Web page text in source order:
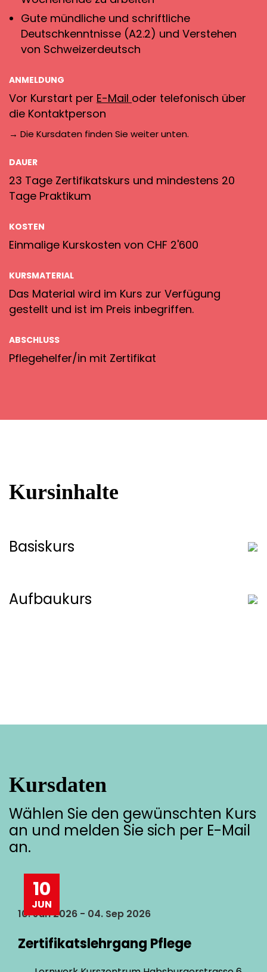
Gute mündliche und schriftliche
Deutschkenntnisse (A2.2) und Verstehen
von Schweizerdeutsch
ANMELDUNG
Vor Kurstart per E-Mail oder telefonisch über
die Kontaktperson
→ Die Kursdaten finden Sie weiter unten.
DAUER
23 Tage Zertifikatskurs und mindestens 20
Tage Praktikum
KOSTEN
Einmalige Kurskosten von CHF 2'600
KURSMATERIAL
Das Material wird im Kurs zur Verfügung
gestellt und ist im Preis inbegriffen.
ABSCHLUSS
Pflegehelfer/in mit Zertifikat
Kursinhalte
Basiskurs
Aufbaukurs
Kursdaten
Wählen Sie den gewünschten Kurs
an und melden Sie sich per E-Mail
an.
10
JUN
10. Jun 2026 - 04. Sep 2026
Zertifikatslehrgang Pflege